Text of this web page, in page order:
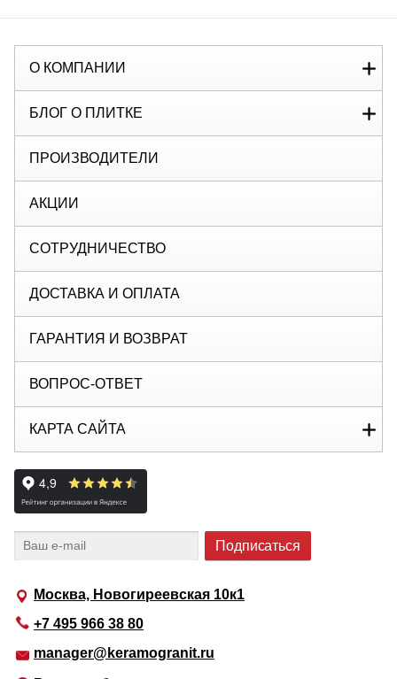
Москва, Новогиреевская 10к1
+7 495 966 38 80
manager@keramogranit.ru
О КОМПАНИИ
БЛОГ О ПЛИТКЕ
ПРОИЗВОДИТЕЛИ
АКЦИИ
СОТРУДНИЧЕСТВО
ДОСТАВКА И ОПЛАТА
ГАРАНТИЯ И ВОЗВРАТ
ВОПРОС-ОТВЕТ
КАРТА САЙТА